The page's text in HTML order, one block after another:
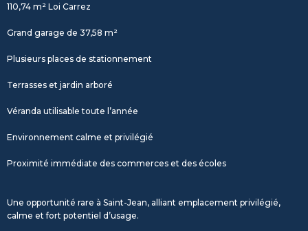
110,74 m² Loi Carrez
Grand garage de 37,58 m²
Plusieurs places de stationnement
Terrasses et jardin arboré
Véranda utilisable toute l’année
Environnement calme et privilégié
Proximité immédiate des commerces et des écoles
Une opportunité rare à Saint-Jean, alliant emplacement privilégié,
calme et fort potentiel d’usage.